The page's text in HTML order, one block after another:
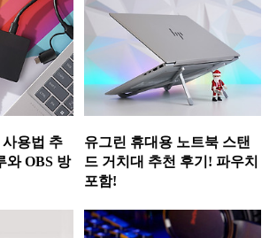
용법 추
와 OBS 방
유그린 휴대용 노트북 스탠
드 거치대 추천 후기! 파우치
포함!